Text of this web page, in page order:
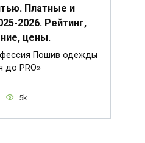
Платные и
2026. Рейтинг,
цены.
Пошив одежды
до PRO»
5k.